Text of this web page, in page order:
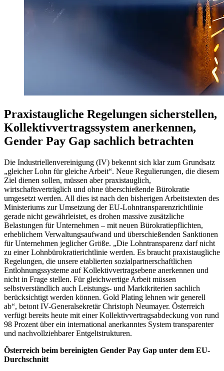
Praxistaugliche Regelungen sicherstellen,
Kollektivvertragssystem anerkennen,
Gender Pay Gap sachlich betrachten
Die Industriellenvereinigung (IV) bekennt sich klar zum Grundsatz
„gleicher Lohn für gleiche Arbeit“. Neue Regulierungen, die diesem
Ziel dienen sollen, müssen aber praxistauglich,
wirtschaftsverträglich und ohne überschießende Bürokratie
umgesetzt werden. All dies ist nach den bisherigen Arbeitstexten des
Ministeriums zur Umsetzung der EU-Lohntransparenzrichtlinie
gerade nicht gewährleistet, es drohen massive zusätzliche
Belastungen für Unternehmen – mit neuen Bürokratiepflichten,
erheblichem Verwaltungsaufwand und überschießenden Sanktionen
für Unternehmen jeglicher Größe. „Die Lohntransparenz darf nicht
zu einer Lohnbürokratierichtlinie werden. Es braucht praxistaugliche
Regelungen, die unsere etablierten sozialpartnerschaftlichen
Entlohnungssysteme auf Kollektivvertragsebene anerkennen und
nicht in Frage stellen. Für gleichwertige Arbeit müssen
selbstverständlich auch Leistungs- und Marktkriterien sachlich
berücksichtigt werden können. Gold Plating lehnen wir generell
ab“, betont IV-Generalsekretär Christoph Neumayer. Österreich
verfügt bereits heute mit einer Kollektivvertragsabdeckung von rund
98 Prozent über ein international anerkanntes System transparenter
und nachvollziehbarer Entgeltstrukturen.
Österreich beim bereinigten Gender Pay Gap unter dem EU-
Durchschnitt